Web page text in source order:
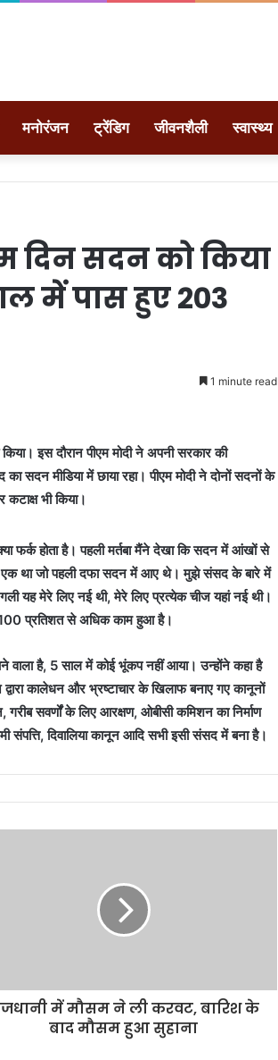
मनोरंजन ट्रेंडिग जीवनशैली स्वास्थ्य
दिन सदन को किया
में पास हुए 203
1 minute read
इस दौरान पीएम मोदी ने अपनी सरकार की
सदन मीडिया में छाया रहा। पीएम मोदी ने दोनों सदनों के
भी किया।
फर्क होता है। पहली मर्तबा मैंने देखा कि सदन में आंखों से
से एक था जो पहली दफा सदन में आए थे। मुझे संसद के बारे में
यह मेरे लिए नई थी, मेरे लिए प्रत्येक चीज यहां नई थी।
100 प्रतिशत से अधिक काम हुआ है।
वाला है, 5 साल में कोई भूंकप नहीं आया। उन्होंने कहा है
कालेधन और भ्रष्टाचार के खिलाफ बनाए गए कानूनों
सवर्णों के लिए आरक्षण, ओबीसी कमिशन का निर्माण
दिवालिया कानून आदि सभी इसी संसद में बना है।
में मौसम ने ली करवट, बारिश के
बाद मौसम हुआ सुहाना